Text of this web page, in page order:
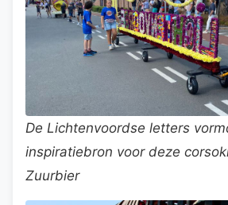
De Lichtenvoordse letters
inspiratiebron voor deze
Zuurbier